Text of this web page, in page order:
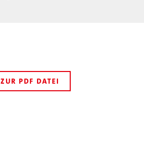
ZUR PDF DATEI